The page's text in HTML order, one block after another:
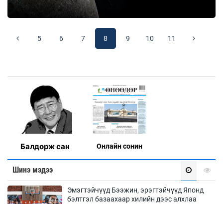
5 6 7 8 9 10 11
Балдорж сан Онлaйн сонин
Шинэ мэдээ
Эмэгтэйчүүд Бээжин, эрэгтэйчүүд Японд
бэлтгэл базаахаар хилийн дээс алхлаа